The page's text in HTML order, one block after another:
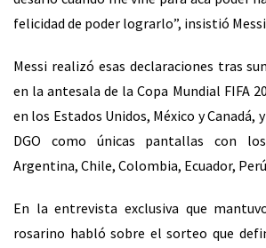
felicidad de poder lograrlo”, insistió
Messi realizó esas declaraciones tras
en la antesala de la Copa Mundial FIFA
en los Estados Unidos, México y Canadá,
DGO como únicas pantallas con
Argentina, Chile, Colombia, Ecuador,
En la entrevista exclusiva que
rosarino habló sobre el sorteo que